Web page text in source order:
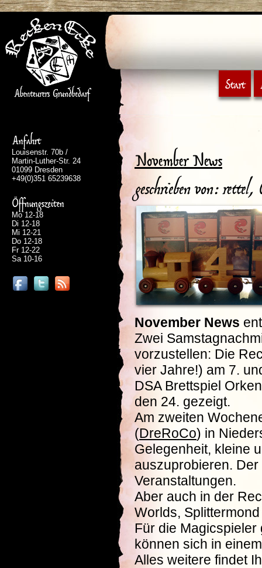
Start
Anfahrt
Louisenstr. 70b /
Martin-Luther-Str. 24
01099 Dresden
+49(0)351 65239638
Öffnungszeiten
Mo 12-18
Di 12-18
Mi 12-21
Do 12-18
Fr 12-22
Sa 10-16
November News
geschrieben von:
November News
Zwei
vorzustellen: Die
vier Jahre!) am 7.
DSA Brettspiel
den 24. gezeigt.
Am zweiten
(DreRoCo) in
Gelegenheit, kleine
auszuprobieren.
Veranstaltungen.
Aber auch in der
Worlds,
Für die Magicspieler
können sich in
Alles weitere findet